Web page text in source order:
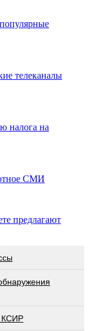
телеканалы
налога на
СМИ
предлагают
КСИР